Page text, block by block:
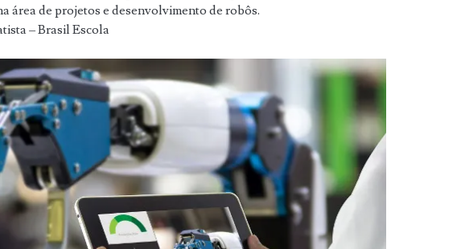
área de projetos e desenvolvimento de robôs.
– Brasil Escola